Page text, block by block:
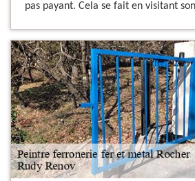
pas payant. Cela se fait en visitant